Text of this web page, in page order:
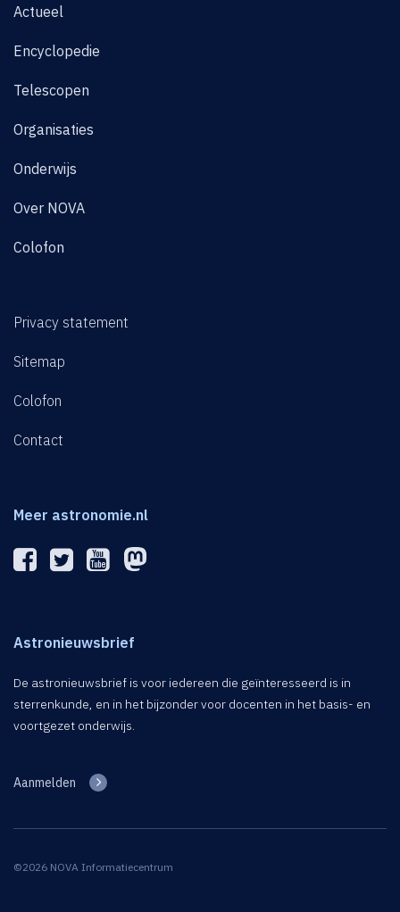
Actueel
Encyclopedie
Telescopen
Organisaties
Onderwijs
Over NOVA
Colofon
Privacy statement
Sitemap
Colofon
Contact
Meer astronomie.nl
Astronieuwsbrief
De astronieuwsbrief is voor iedereen die geïnteresseerd is in
sterrenkunde, en in het bijzonder voor docenten in het basis- en
voortgezet onderwijs.
Aanmelden
©2026 NOVA Informatiecentrum